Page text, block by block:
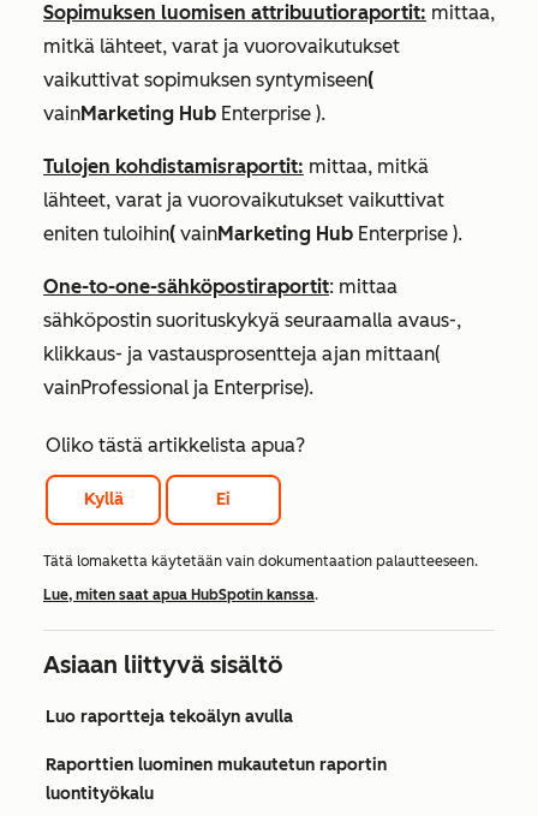
Sopimuksen luomisen attribuutioraportit: mittaa,
mitkä lähteet, varat ja vuorovaikutukset
vaikuttivat sopimuksen syntymiseen(
vainMarketing Hub Enterprise ).
Tulojen kohdistamisraportit: mittaa, mitkä
lähteet, varat ja vuorovaikutukset vaikuttivat
eniten tuloihin( vainMarketing Hub Enterprise ).
One-to-one-sähköpostiraportit: mittaa
sähköpostin suorituskykyä seuraamalla avaus-,
klikkaus- ja vastausprosentteja ajan mittaan(
vainProfessional ja Enterprise).
Oliko tästä artikkelista apua?
Kyllä Ei
Tätä lomaketta käytetään vain dokumentaation palautteeseen.
Lue, miten saat apua HubSpotin kanssa.
Asiaan liittyvä sisältö
Luo raportteja tekoälyn avulla
Raporttien luominen mukautetun raportin
luontityökalu